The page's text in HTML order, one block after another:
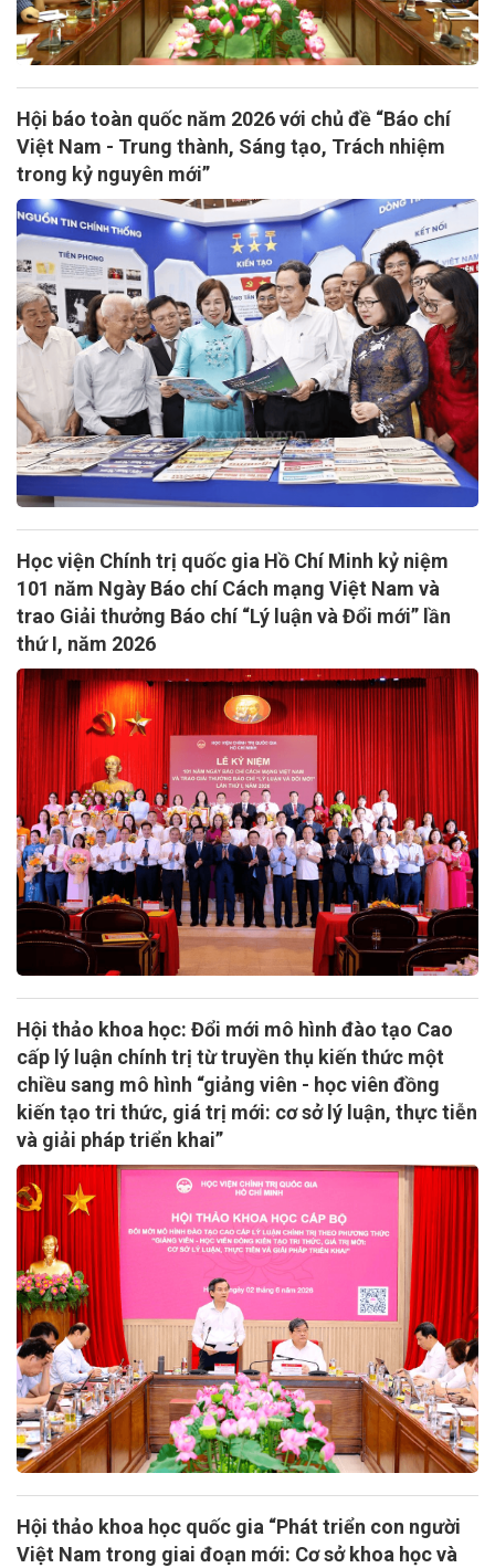
Hội báo toàn quốc năm 2026 với chủ đề “Báo chí
Việt Nam - Trung thành, Sáng tạo, Trách nhiệm
trong kỷ nguyên mới”
Học viện Chính trị quốc gia Hồ Chí Minh kỷ niệm
101 năm Ngày Báo chí Cách mạng Việt Nam và
trao Giải thưởng Báo chí “Lý luận và Đổi mới” lần
thứ I, năm 2026
Hội thảo khoa học: Đổi mới mô hình đào tạo Cao
cấp lý luận chính trị từ truyền thụ kiến thức một
chiều sang mô hình “giảng viên - học viên đồng
kiến tạo tri thức, giá trị mới: cơ sở lý luận, thực tiễn
và giải pháp triển khai”
Hội thảo khoa học quốc gia “Phát triển con người
Việt Nam trong giai đoạn mới: Cơ sở khoa học và